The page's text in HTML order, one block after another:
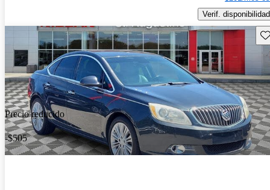
Verif. disponibilidad
Precio reducido
-$505